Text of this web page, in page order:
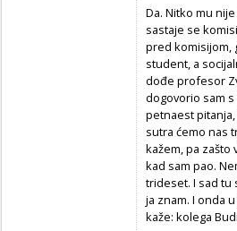
Da. Nitko mu
sastaje se
pred komisijom,
student, a
dođe profesor
dogovorio sam
petnaest
sutra ćemo nas
kažem, pa zašto
kad sam pao.
trideset. I sad tu
ja znam. I onda
kaže: kolega